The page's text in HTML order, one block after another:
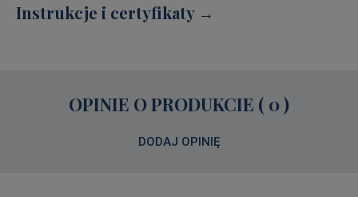
Instrukcje i certyfikaty →
OPINIE O PRODUKCIE ( 0 )
DODAJ OPINIĘ